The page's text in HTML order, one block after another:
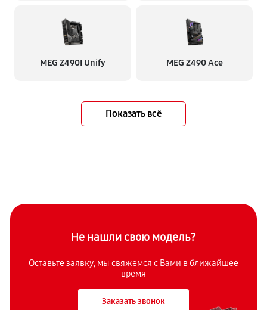
MEG Z490I Unify MEG Z490 Ace
Показать всё
Не нашли свою модель?
Оставьте заявку, мы свяжемся с Вами в ближайшее
время
Заказать звонок